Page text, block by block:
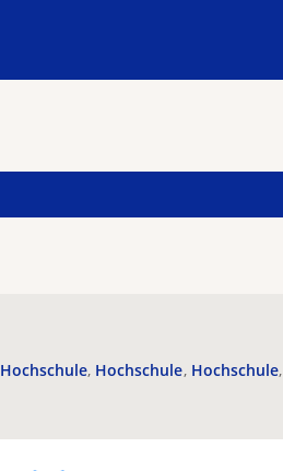
Hochschule Hochschule Hochschule